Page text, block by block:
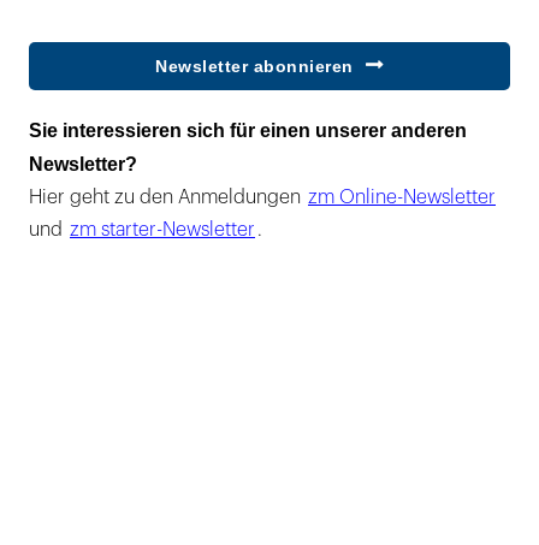
Newsletter abonnieren
Sie interessieren sich für einen unserer anderen
Newsletter?
Hier geht zu den Anmeldungen zm Online-Newsletter
und zm starter-Newsletter .